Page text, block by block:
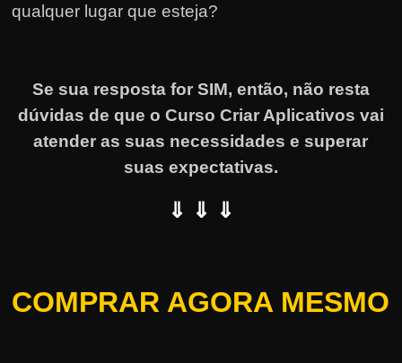
qualquer lugar que esteja?
Se sua resposta for SIM, então, não resta
dúvidas de que o Curso Criar Aplicativos vai
atender as suas necessidades e superar
suas expectativas.
⇓ ⇓ ⇓
COMPRAR AGORA MESMO